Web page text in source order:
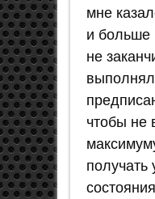
мне
и больше
не
чтобы не
получать